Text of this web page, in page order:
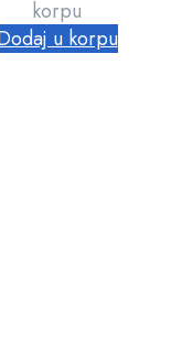
korpu
u korpu